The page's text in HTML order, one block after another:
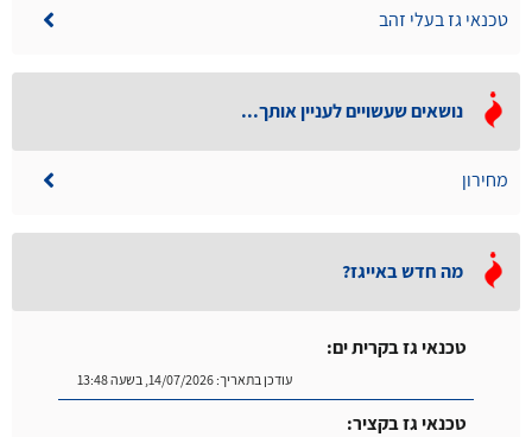
טכנאי גז בעלי זהב
נושאים שעשויים לעניין אותך...
מחירון
מה חדש באייגז?
טכנאי גז בקרית ים:
עודכן בתאריך:14/07/2026, בשעה 13:48
טכנאי גז בקציר: